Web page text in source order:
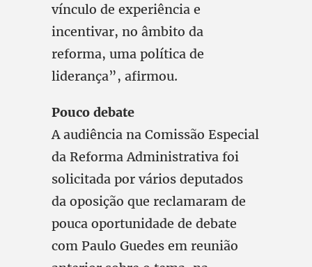
vínculo de experiência e
incentivar, no âmbito da
reforma, uma política de
liderança”, afirmou.
Pouco debate
A audiência na Comissão Especial
da Reforma Administrativa foi
solicitada por vários deputados
da oposição que reclamaram de
pouca oportunidade de debate
com Paulo Guedes em reunião